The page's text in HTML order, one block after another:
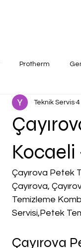
Protherm
Kocaeli
Teknik Servis 4
Çayırova Petek
Çayırova,
Temizleme
Servisi,Petek
Çayırova